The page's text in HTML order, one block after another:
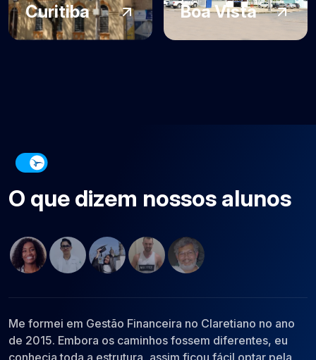
Curitiba Boa Vista
O que dizem nossos alunos
Me formei em Gestão Financeira no Claretiano no ano
de 2015. Embora os caminhos fossem diferentes, eu
conhecia toda a estrutura, assim ficou fácil optar pela